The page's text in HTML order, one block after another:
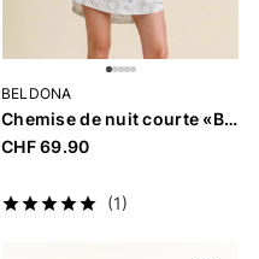
BELDONA
Chemise de nuit courte «Bahira»
CHF 69.90
(1)